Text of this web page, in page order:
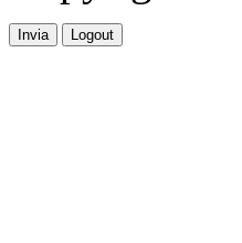
Invia Logout